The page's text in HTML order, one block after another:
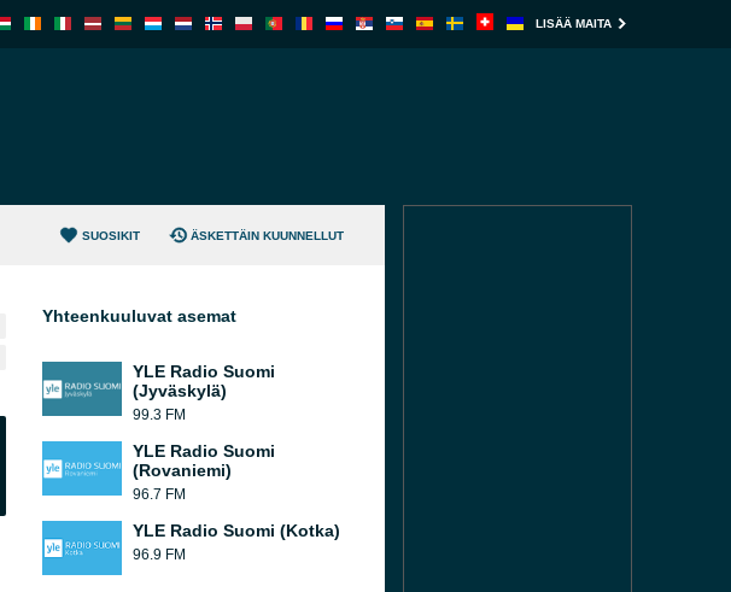
LISÄÄ MAITA
SUOSIKIT ÄSKETTÄIN KUUNNELLUT
Yhteenkuuluvat asemat
YLE Radio Suomi
(Jyväskylä)
99.3 FM
YLE Radio Suomi
(Rovaniemi)
96.7 FM
YLE Radio Suomi (Kotka)
96.9 FM